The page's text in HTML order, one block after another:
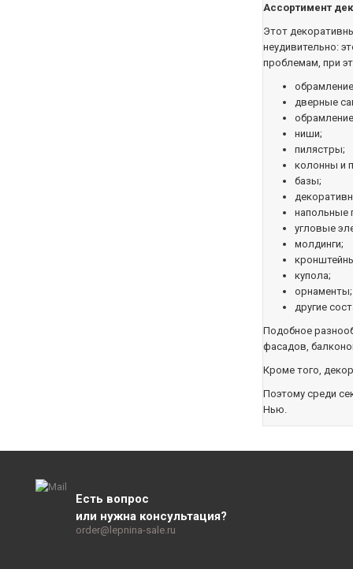
Ассортимент
Этот
неудивительно:
проблемам, при
дверные
ниши;
пилястры;
колонны и
базы;
напольные
угловые
молдинги;
купола;
орнаменты;
другие
Подобное
фасадов,
Кроме того,
Поэтому среди
Нью.
Есть вопрос
или нужна консультация?
order@lepnina-sale.ru